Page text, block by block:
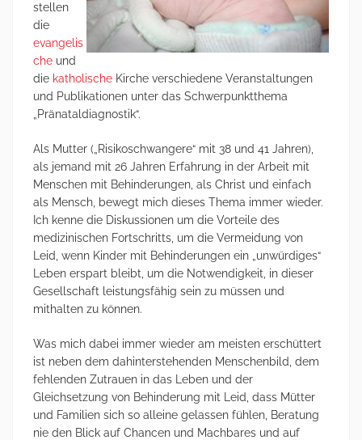
stellen
die
evangelis
che und
die katholische Kirche verschiedene Veranstaltungen
und Publikationen unter das Schwerpunktthema
„Pränataldiagnostik“.
Als Mutter („Risikoschwangere“ mit 38 und 41 Jahren),
als jemand mit 26 Jahren Erfahrung in der Arbeit mit
Menschen mit Behinderungen, als Christ und einfach
als Mensch, bewegt mich dieses Thema immer wieder.
Ich kenne die Diskussionen um die Vorteile des
medizinischen Fortschritts, um die Vermeidung von
Leid, wenn Kinder mit Behinderungen ein „unwürdiges“
Leben erspart bleibt, um die Notwendigkeit, in dieser
Gesellschaft leistungsfähig sein zu müssen und
mithalten zu können.
Was mich dabei immer wieder am meisten erschüttert
ist neben dem dahinterstehenden Menschenbild, dem
fehlenden Zutrauen in das Leben und der
Gleichsetzung von Behinderung mit Leid, dass Mütter
und Familien sich so alleine gelassen fühlen, Beratung
nie den Blick auf Chancen und Machbares und auf